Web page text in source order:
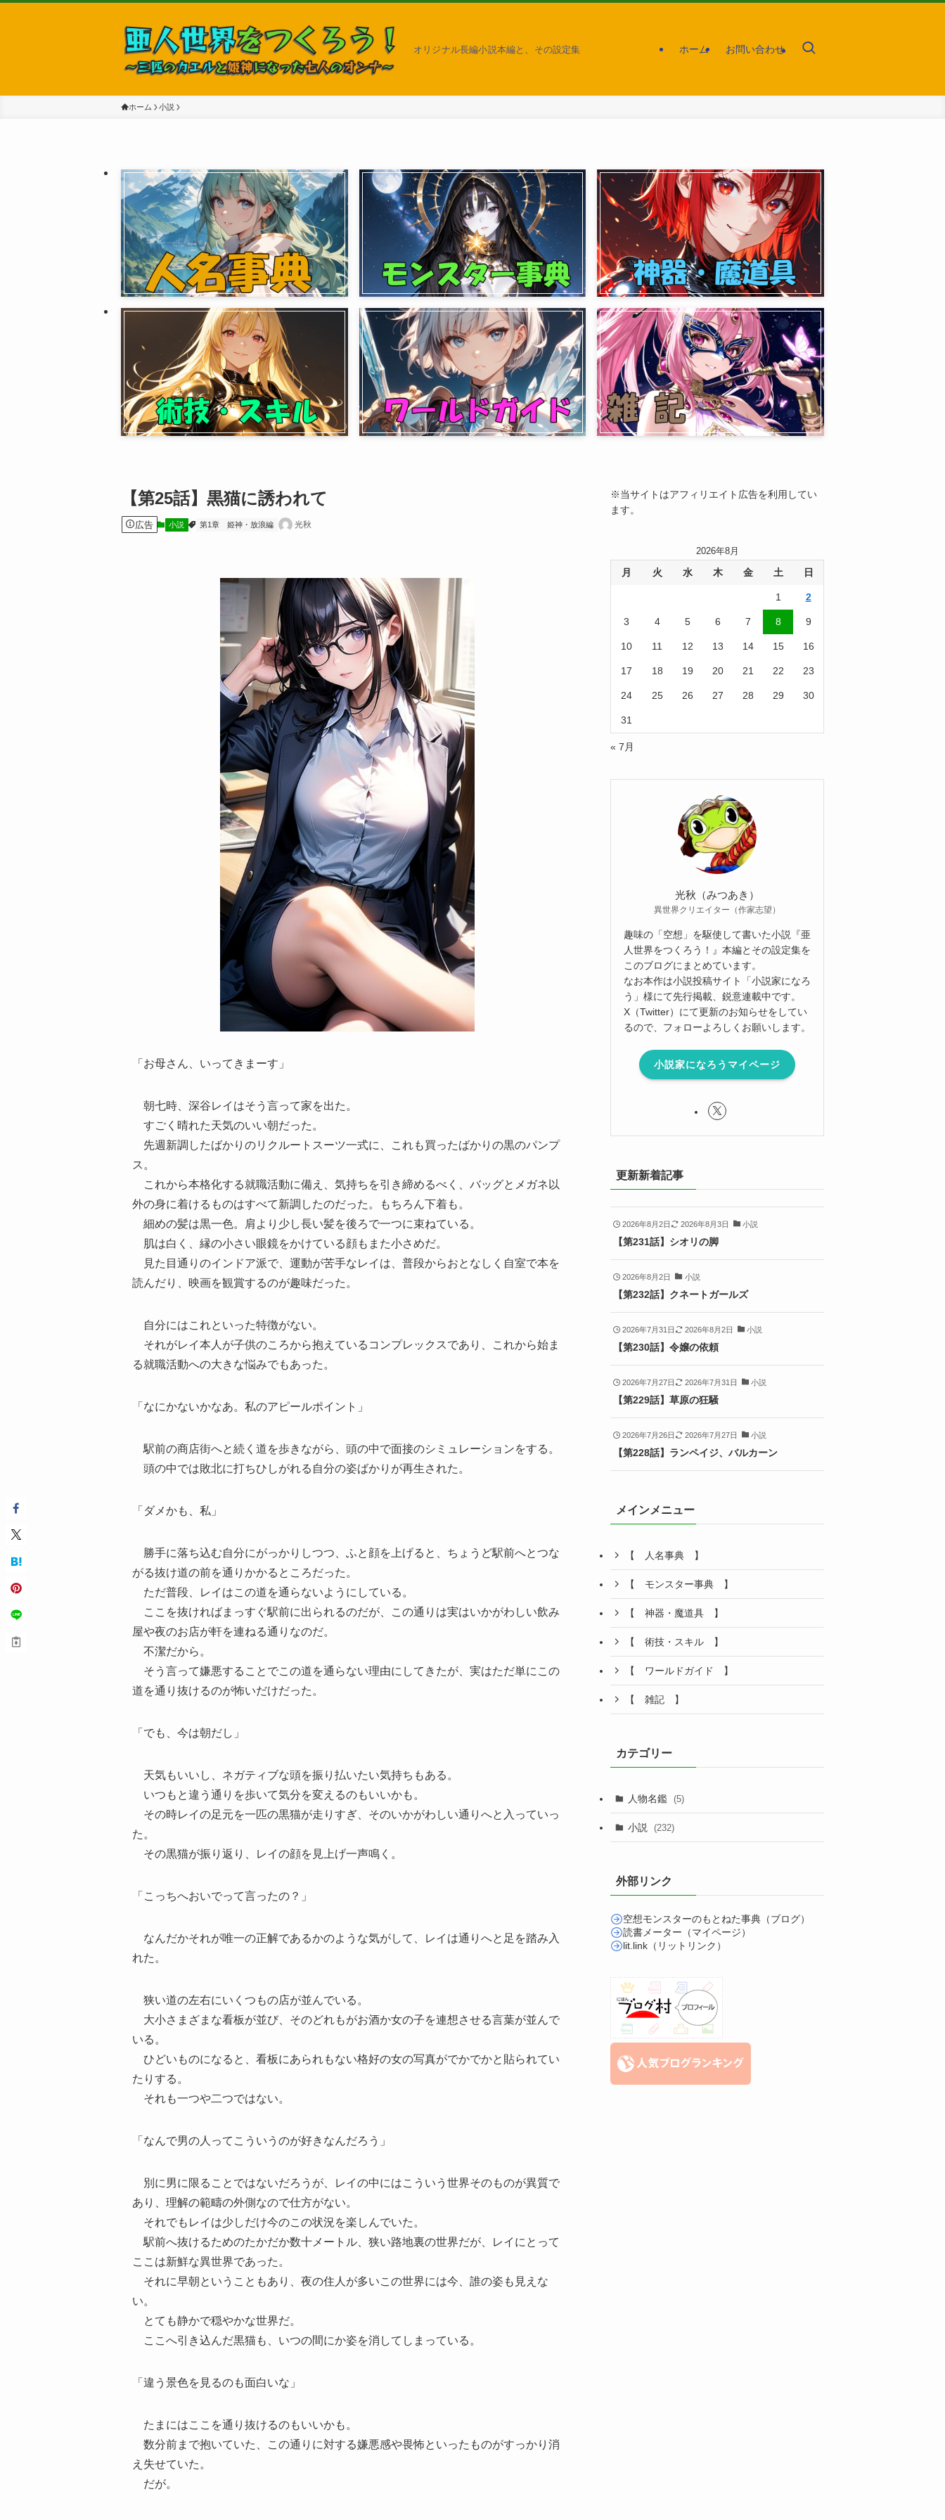
オリジナル長編小説本編と、その設定集 ホーム お問い合わせ
ホーム 小説
【第25話】黒猫に誘われて
広告 小説 第1章 姫神・放浪編 光秋
「お母さん、いってきまーす」
朝七時、深谷レイはそう言って家を出た。
すごく晴れた天気のいい朝だった。
先週新調したばかりのリクルートスーツ一式に、これも買ったばかりの黒のパンプ
ス。
これから本格化する就職活動に備え、気持ちを引き締めるべく、バッグとメガネ以
外の身に着けるものはすべて新調したのだった。もちろん下着も。
細めの髪は黒一色。肩より少し長い髪を後ろで一つに束ねている。
肌は白く、縁の小さい眼鏡をかけている顔もまた小さめだ。
見た目通りのインドア派で、運動が苦手なレイは、普段からおとなしく自室で本を
読んだり、映画を観賞するのが趣味だった。
自分にはこれといった特徴がない。
それがレイ本人が子供のころから抱えているコンプレックスであり、これから始ま
る就職活動への大きな悩みでもあった。
「なにかないかなあ。私のアピールポイント」
駅前の商店街へと続く道を歩きながら、頭の中で面接のシミュレーションをする。
頭の中では敗北に打ちひしがれる自分の姿ばかりが再生された。
「ダメかも、私」
勝手に落ち込む自分にがっかりしつつ、ふと顔を上げると、ちょうど駅前へとつな
がる抜け道の前を通りかかるところだった。
ただ普段、レイはこの道を通らないようにしている。
ここを抜ければまっすぐ駅前に出られるのだが、この通りは実はいかがわしい飲み
屋や夜のお店が軒を連ねる通りなのだ。
不潔だから。
そう言って嫌悪することでこの道を通らない理由にしてきたが、実はただ単にこの
道を通り抜けるのが怖いだけだった。
「でも、今は朝だし」
天気もいいし、ネガティブな頭を振り払いたい気持ちもある。
いつもと違う通りを歩いて気分を変えるのもいいかも。
その時レイの足元を一匹の黒猫が走りすぎ、そのいかがわしい通りへと入っていっ
た。
その黒猫が振り返り、レイの顔を見上げ一声鳴く。
「こっちへおいでって言ったの？」
なんだかそれが唯一の正解であるかのような気がして、レイは通りへと足を踏み入
れた。
狭い道の左右にいくつもの店が並んでいる。
大小さまざまな看板が並び、そのどれもがお酒か女の子を連想させる言葉が並んで
いる。
ひどいものになると、看板にあられもない格好の女の写真がでかでかと貼られてい
たりする。
それも一つや二つではない。
「なんで男の人ってこういうのが好きなんだろう」
別に男に限ることではないだろうが、レイの中にはこういう世界そのものが異質で
あり、理解の範疇の外側なので仕方がない。
それでもレイは少しだけ今のこの状況を楽しんでいた。
駅前へ抜けるためのたかだか数十メートル、狭い路地裏の世界だが、レイにとって
ここは新鮮な異世界であった。
それに早朝ということもあり、夜の住人が多いこの世界には今、誰の姿も見えな
い。
とても静かで穏やかな世界だ。
ここへ引き込んだ黒猫も、いつの間にか姿を消してしまっている。
「違う景色を見るのも面白いな」
たまにはここを通り抜けるのもいいかも。
数分前まで抱いていた、この通りに対する嫌悪感や畏怖といったものがすっかり消
え失せていた。
だが。
※当サイトはアフィリエイト広告を利用してい
ます。
2026年8月
月 火 水 木 金 土 日
1 2
3 4 5 6 7 8 9
10 11 12 13 14 15 16
17 18 19 20 21 22 23
24 25 26 27 28 29 30
31
« 7月
光秋（みつあき）
異世界クリエイター（作家志望）
趣味の「空想」を駆使して書いた小説『亜
人世界をつくろう！』本編とその設定集を
このブログにまとめています。
なお本作は小説投稿サイト「小説家になろ
う」様にて先行掲載、鋭意連載中です。
X（Twitter）にて更新のお知らせをしてい
るので、フォローよろしくお願いします。
小説家になろうマイページ
更新新着記事
2026年8月2日 2026年8月3日 小説
【第231話】シオリの脚
2026年8月2日 小説
【第232話】クネートガールズ
2026年7月31日 2026年8月2日 小説
【第230話】令嬢の依頼
2026年7月27日 2026年7月31日 小説
【第229話】草原の狂騒
2026年7月26日 2026年7月27日 小説
【第228話】ランペイジ、バルカーン
メインメニュー
【 人名事典 】
【 モンスター事典 】
【 神器・魔道具 】
【 術技・スキル 】
【 ワールドガイド 】
【 雑記 】
カテゴリー
人物名鑑 (5)
小説 (232)
外部リンク
空想モンスターのもとねた事典（ブログ）
読書メーター（マイページ）
lit.link（リットリンク）